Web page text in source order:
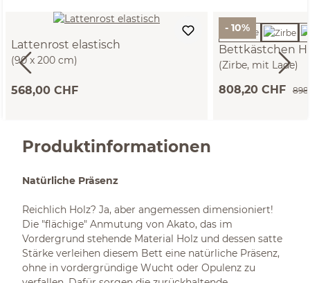
Lattenrost elastisch
(90 x 200 cm)
568,00 CHF
- 10%
Bettkästchen
(Zirbe, mit Lade)
808,20 CHF
Produktinformationen
Natürliche Präsenz
Reichlich Holz? Ja, aber angemessen dimensioniert!
Die "flächige" Anmutung von Akato, das im
Vordergrund stehende Material Holz und dessen satte
Stärke verleihen diesem Bett eine natürliche Präsenz,
ohne in vordergründige Wucht oder Opulenz zu